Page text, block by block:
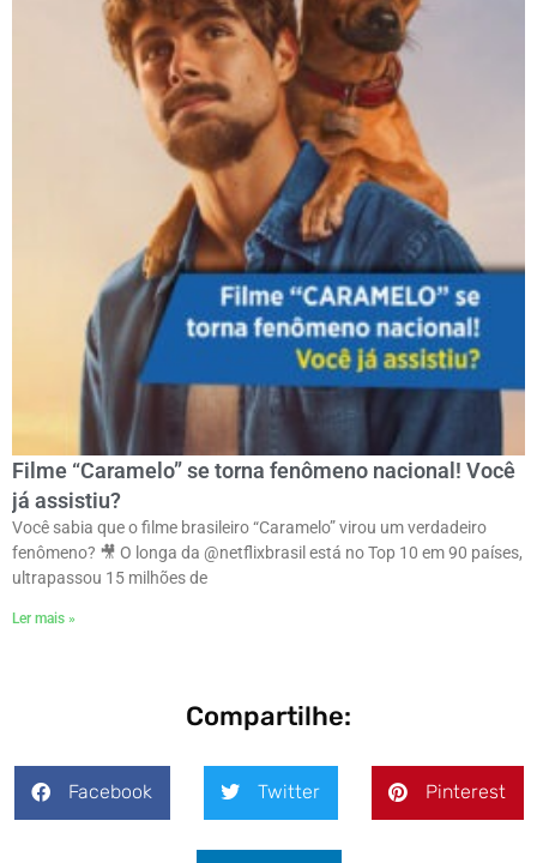
Filme “Caramelo” se torna fenômeno nacional! Você
já assistiu?
Você sabia que o filme brasileiro “Caramelo” virou um verdadeiro
fenômeno? 🎥 O longa da @netflixbrasil está no Top 10 em 90 países,
ultrapassou 15 milhões de
Ler mais »
Compartilhe:
Facebook Twitter Pinterest